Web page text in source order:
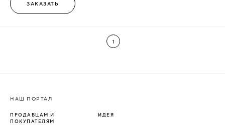
ЗАКАЗАТЬ
1
НАШ ПОРТАЛ
ПРОДАВЦАМ И
ПОКУПАТЕЛЯМ
ИДЕЯ